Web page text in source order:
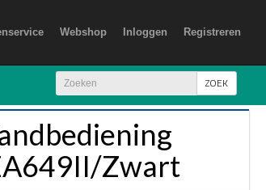
Webshop Inloggen Registreren
ZOEK
Zwart